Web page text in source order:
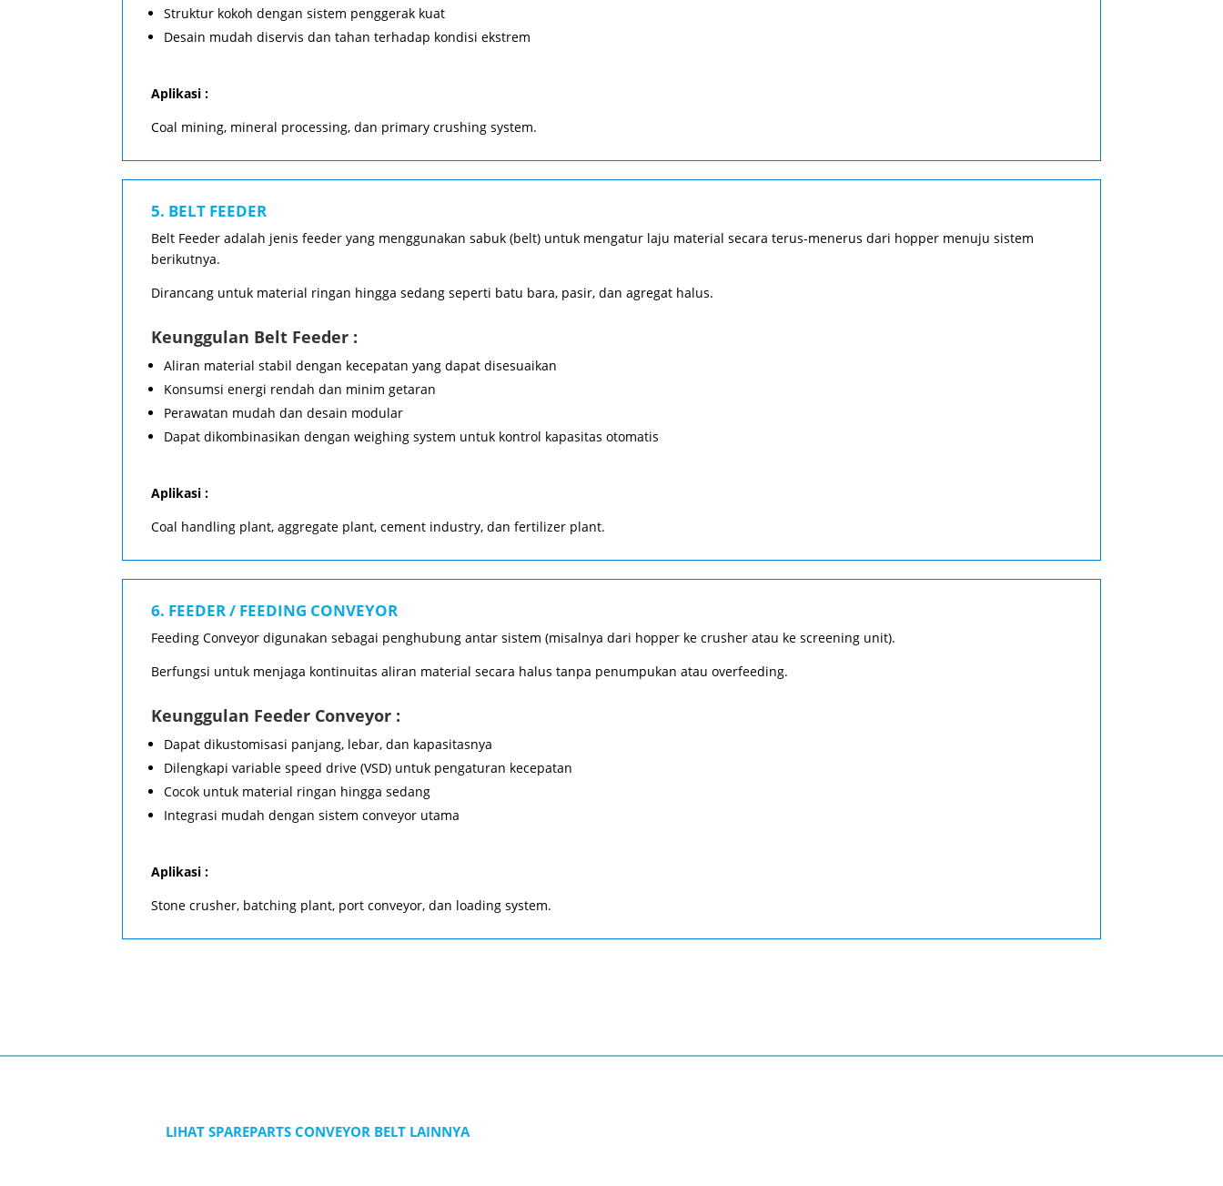
Struktur kokoh dengan sistem penggerak kuat
Desain mudah diservis dan tahan terhadap kondisi ekstrem
Aplikasi :
Coal mining, mineral processing, dan primary crushing system.
5. BELT FEEDER
Belt Feeder adalah jenis feeder yang menggunakan sabuk (belt) untuk mengatur laju material secara terus-menerus dari hopper menuju sistem
berikutnya.
Dirancang untuk material ringan hingga sedang seperti batu bara, pasir, dan agregat halus.
Keunggulan Belt Feeder :
Aliran material stabil dengan kecepatan yang dapat disesuaikan
Konsumsi energi rendah dan minim getaran
Perawatan mudah dan desain modular
Dapat dikombinasikan dengan weighing system untuk kontrol kapasitas otomatis
Aplikasi :
Coal handling plant, aggregate plant, cement industry, dan fertilizer plant.
6. FEEDER / FEEDING CONVEYOR
Feeding Conveyor digunakan sebagai penghubung antar sistem (misalnya dari hopper ke crusher atau ke screening unit).
Berfungsi untuk menjaga kontinuitas aliran material secara halus tanpa penumpukan atau overfeeding.
Keunggulan Feeder Conveyor :
Dapat dikustomisasi panjang, lebar, dan kapasitasnya
Dilengkapi variable speed drive (VSD) untuk pengaturan kecepatan
Cocok untuk material ringan hingga sedang
Integrasi mudah dengan sistem conveyor utama
Aplikasi :
Stone crusher, batching plant, port conveyor, dan loading system.
LIHAT SPAREPARTS CONVEYOR BELT LAINNYA